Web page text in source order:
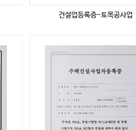
건설업등록증-토목공사업